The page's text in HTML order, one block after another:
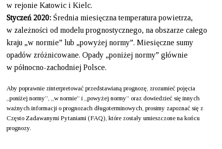
w rejonie Katowic i Kielc.
Styczeń 2020: Średnia miesięczna temperatura powietrza,
w zależności od modelu prognostycznego, na obszarze całego
kraju „w normie” lub „powyżej normy”. Miesięczne sumy
opadów zróżnicowane. Opady „poniżej normy” głównie
w północno-zachodniej Polsce.
Aby poprawnie zinterpretować przedstawianą prognozę, zrozumieć pojęcia
„poniżej normy”, „w normie” i „powyżej normy” oraz dowiedzieć się innych
ważnych informacji o prognozach długoterminowych, prosimy zapoznać się z
Często Zadawanymi Pytaniami (FAQ), które zostały umieszczone na końcu
prognozy.